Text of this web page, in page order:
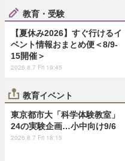
教育・受験
【夏休み2026】すぐ行けるイ
ベント情報おまとめ便＜8/9-
15開催＞
2026.8.7 Fri 19:45
教育イベント
東京都市大「科学体験教室」
24の実験企画…小中向け9/6
2026.8.7 Fri 18:15